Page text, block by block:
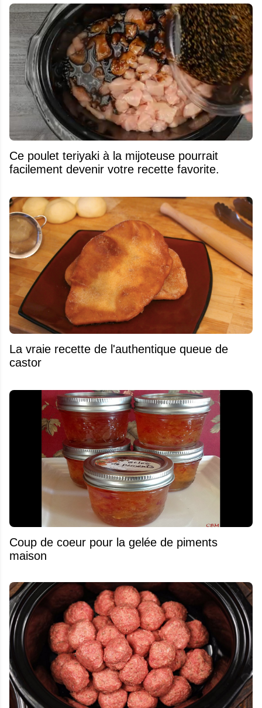
Ce poulet teriyaki à la mijoteuse pourrait
facilement devenir votre recette favorite.
La vraie recette de l'authentique queue de
castor
Coup de coeur pour la gelée de piments
maison